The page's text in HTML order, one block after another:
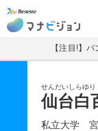
マ
【注目!】
せんだいしらゆり
仙台白
私立大学